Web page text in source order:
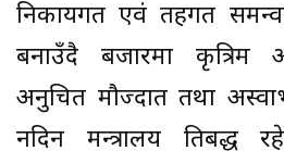
निकायगत एवं तहगत
बनाउँदै बजारमा कृत्रिम
अनुचित मौज्दात तथा
नदिन मन्त्रालय प्रतिबद्ध